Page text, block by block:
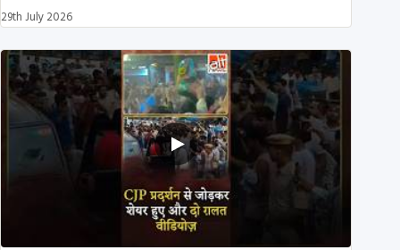
29th July 2026